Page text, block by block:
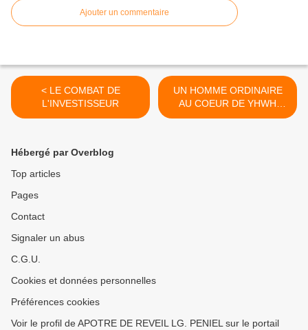
Ajouter un commentaire
< LE COMBAT DE
L'INVESTISSEUR
UN HOMME ORDINAIRE
AU COEUR DE YHWH
(FIN) >
Hébergé par Overblog
Top articles
Pages
Contact
Signaler un abus
C.G.U.
Cookies et données personnelles
Préférences cookies
Voir le profil de APOTRE DE REVEIL LG. PENIEL sur le portail